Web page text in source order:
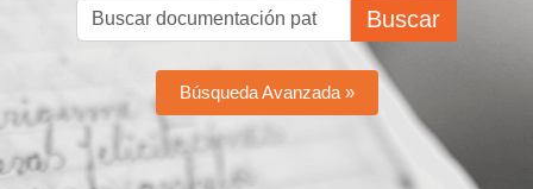
Buscar
Búsqueda Avanzada »